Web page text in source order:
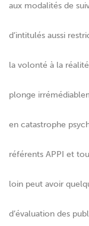
aux modalités de
d’intitulés aussi
la volonté à la
plonge
en catastrophe
référents APPI et
loin peut avoir
d’évaluation des